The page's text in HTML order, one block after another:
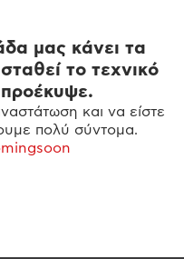
μας κάνει τα
το τεχνικό
και να είστε
πολύ σύντομα.